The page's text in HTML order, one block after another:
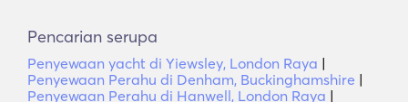
Pencarian serupa
Penyewaan yacht di Yiewsley, London Raya |
Penyewaan Perahu di Denham, Buckinghamshire |
Penyewaan Perahu di Hanwell, London Raya |